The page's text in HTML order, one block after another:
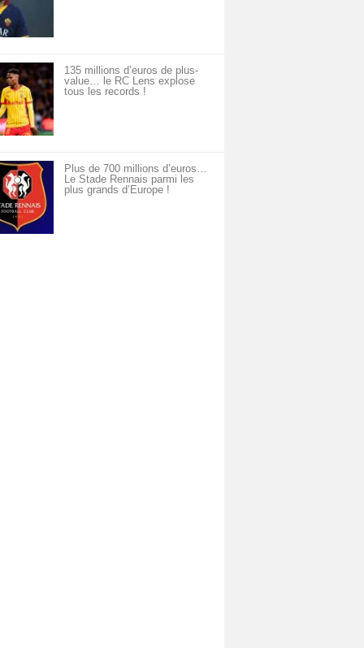
135 millions d’euros de plus-
value… le RC Lens explose
tous les records !
Plus de 700 millions d’euros…
Le Stade Rennais parmi les
plus grands d’Europe !